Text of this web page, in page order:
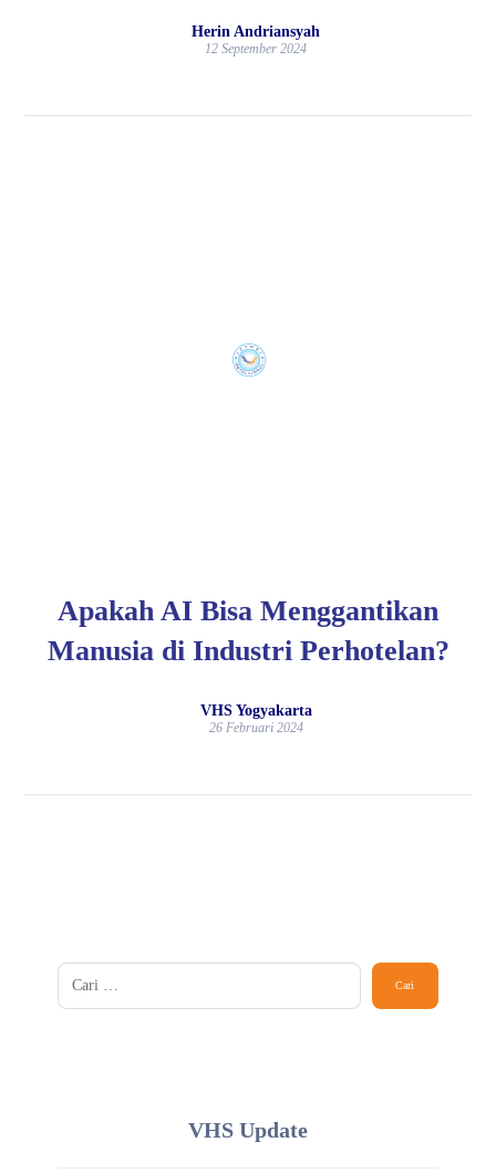
Herin Andriansyah
12 September 2024
Apakah AI Bisa Menggantikan
Manusia di Industri Perhotelan?
VHS Yogyakarta
26 Februari 2024
VHS Update